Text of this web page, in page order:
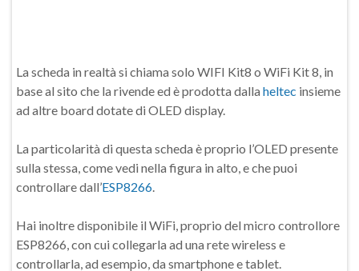
La scheda in realtà si chiama solo WIFI Kit8 o WiFi Kit 8, in
base al sito che la rivende ed è prodotta dalla heltec insieme
ad altre board dotate di OLED display.
La particolarità di questa scheda è proprio l’OLED presente
sulla stessa, come vedi nella figura in alto, e che puoi
controllare dall’ESP8266.
Hai inoltre disponibile il WiFi, proprio del micro controllore
ESP8266, con cui collegarla ad una rete wireless e
controllarla, ad esempio, da smartphone e tablet.